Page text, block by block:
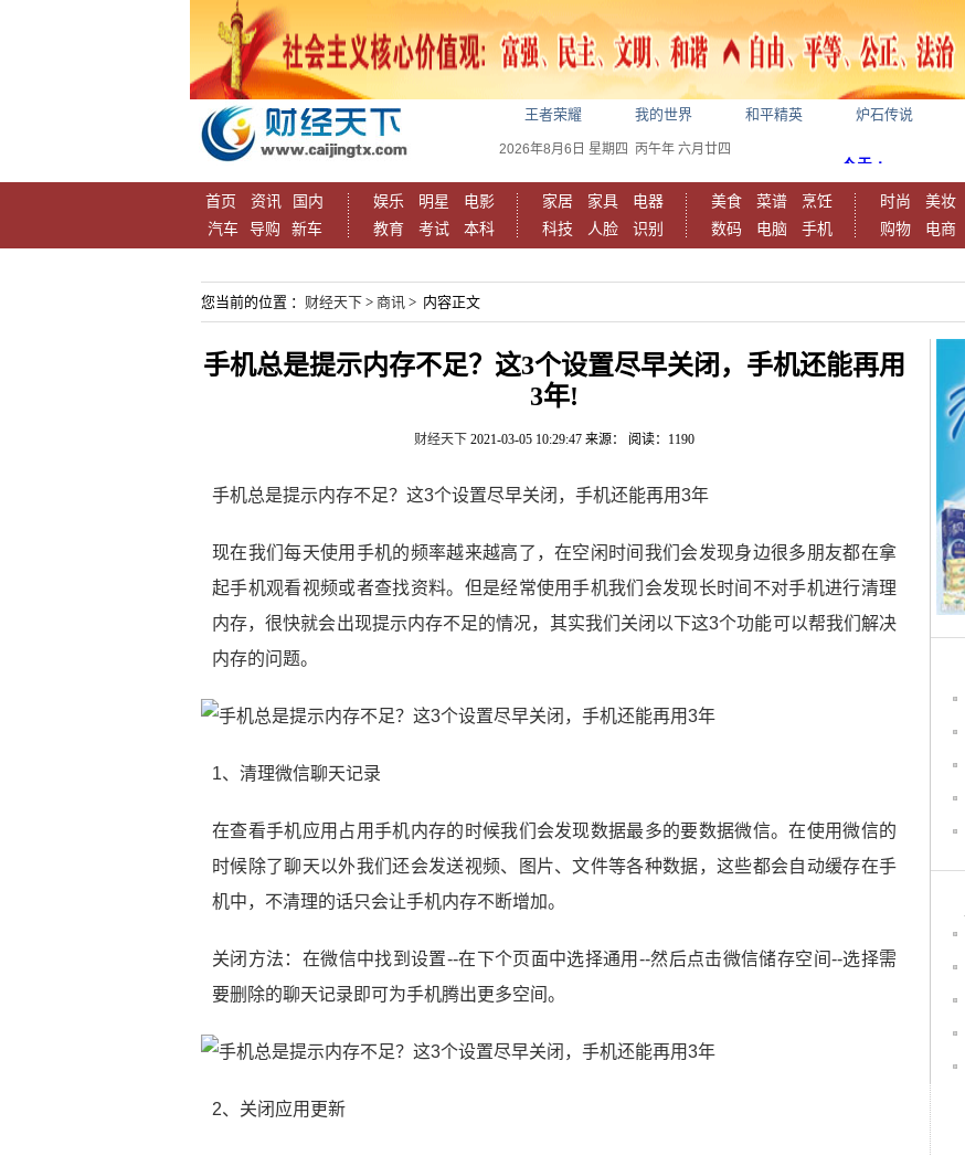
王者荣耀 我的世界 和平精英 炉石传说
2026年8月6日 星期四 丙午年 六月廿四
首页 资讯
国内
汽车
导购 新车
娱乐 明星
电影
教育
考试 本科
家居 家具
电器
科技
人脸 识别
美食 菜谱
烹饪
数码
电脑 手机
时尚 美妆
购物
电商
您当前的位置 ： 财经天下 > 商讯 > 内容正文
手机总是提示内存不足？这3个设置尽早关闭，手机还能再用
3年!
财经天下 2021-03-05 10:29:47 来源： 阅读：1190
手机总是提示内存不足？这3个设置尽早关闭，手机还能再用3年
现在我们每天使用手机的频率越来越高了，在空闲时间我们会发现身边很多朋友都在拿
起手机观看视频或者查找资料。但是经常使用手机我们会发现长时间不对手机进行清理
内存，很快就会出现提示内存不足的情况，其实我们关闭以下这3个功能可以帮我们解决
内存的问题。
1、清理微信聊天记录
在查看手机应用占用手机内存的时候我们会发现数据最多的要数据微信。在使用微信的
时候除了聊天以外我们还会发送视频、图片、文件等各种数据，这些都会自动缓存在手
机中，不清理的话只会让手机内存不断增加。
关闭方法：在微信中找到设置--在下个页面中选择通用--然后点击微信储存空间--选择需
要删除的聊天记录即可为手机腾出更多空间。
2、关闭应用更新